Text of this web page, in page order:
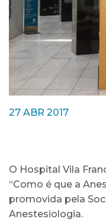
27 ABR 2017
O Hospital Vila
“Como é que a
promovida pela
Anestesiologia.